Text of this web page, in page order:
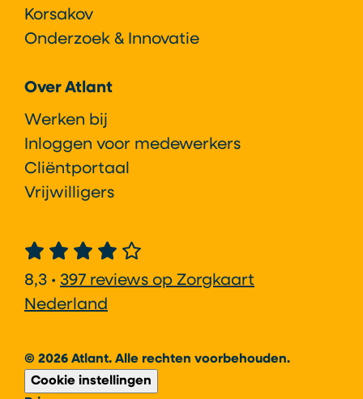
Korsakov
Onderzoek & Innovatie
Over Atlant
Werken bij
Inloggen voor medewerkers
Cliëntportaal
Vrijwilligers
8,3 • 397 reviews op Zorgkaart
Nederland
© 2026 Atlant. Alle rechten voorbehouden.
Cookie instellingen